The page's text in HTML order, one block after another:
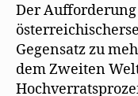
Der
Gegensatz zu
dem Zweiten